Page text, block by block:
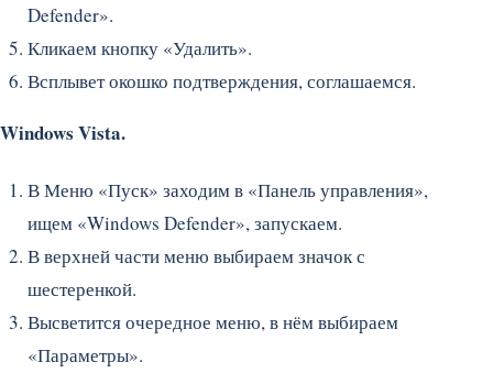
Defender».
Кликаем кнопку «Удалить».
Всплывет окошко подтверждения, соглашаемся.
Windows Vista.
В Меню «Пуск» заходим в «Панель управления»,
ищем «Windows Defender», запускаем.
В верхней части меню выбираем значок с
шестеренкой.
Высветится очередное меню, в нём выбираем
«Параметры».